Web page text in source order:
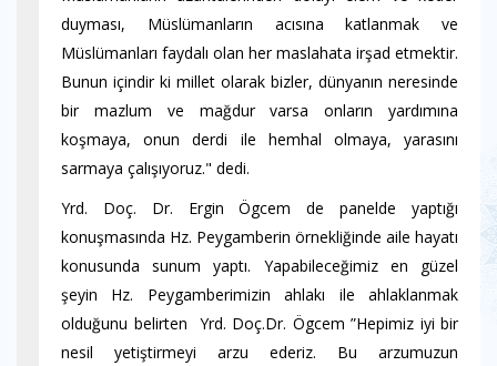
duyması, Müslümanların acısına katlanmak ve
Müslümanları faydalı olan her maslahata irşad etmektir.
Bunun içindir ki millet olarak bizler, dünyanın neresinde
bir mazlum ve mağdur varsa onların yardımına
koşmaya, onun derdi ile hemhal olmaya, yarasını
sarmaya çalışıyoruz." dedi.
Yrd. Doç. Dr. Ergin Ögcem de panelde yaptığı
konuşmasında Hz. Peygamberin örnekliğinde aile hayatı
konusunda sunum yaptı. Yapabileceğimiz en güzel
şeyin Hz. Peygamberimizin ahlakı ile ahlaklanmak
olduğunu belirten Yrd. Doç.Dr. Ögcem ”Hepimiz iyi bir
nesil yetiştirmeyi arzu ederiz. Bu arzumuzun